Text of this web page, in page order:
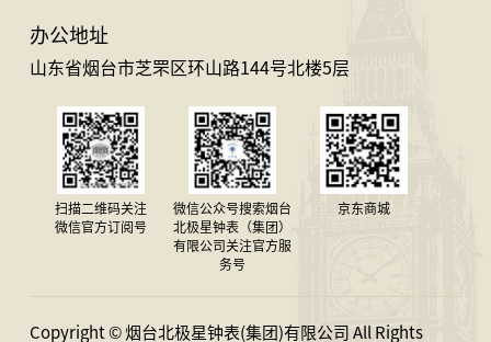
办公地址
山东省烟台市芝罘区环山路144号北楼5层
扫描二维码关注
微信官方订阅号
微信公众号搜索烟台
北极星钟表（集团）
有限公司关注官方服
务号
京东商城
Copyright © 烟台北极星钟表(集团)有限公司 All Rights